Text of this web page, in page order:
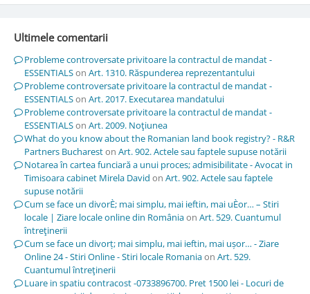
Ultimele comentarii
Probleme controversate privitoare la contractul de mandat -
ESSENTIALSon Art. 1310. Răspunderea reprezentantului
Probleme controversate privitoare la contractul de mandat -
ESSENTIALSon Art. 2017. Executarea mandatului
Probleme controversate privitoare la contractul de mandat -
ESSENTIALSon Art. 2009. Noţiunea
What do you know about the Romanian land book registry? - R&R
Partners Buchareston Art. 902. Actele sau faptele supuse notării
Notarea în cartea funciară a unui proces; admisibilitate - Avocat in
Timisoara cabinet Mirela David on Art. 902. Actele sau faptele
supuse notării
Cum se face un divorÈ; mai simplu, mai ieftin, mai uÈor… – Stiri
locale | Ziare locale online din Româniaon Art. 529. Cuantumul
întreţinerii
Cum se face un divorț; mai simplu, mai ieftin, mai ușor… - Ziare
Online 24 - Stiri Online - Stiri locale Romaniaon Art. 529.
Cuantumul întreţinerii
Luare in spatiu contracost -0733896700. Pret 1500 lei - Locuri de